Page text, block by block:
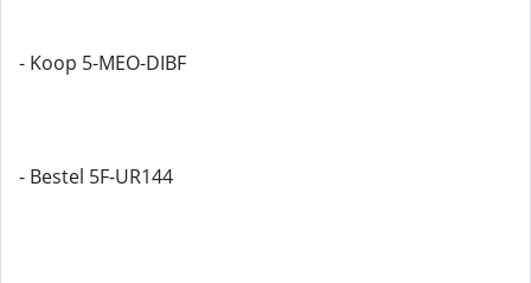
- Koop 5-MEO-DIBF
- Bestel 5F-UR144